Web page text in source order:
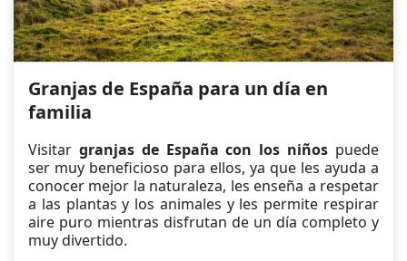
Granjas de España para un día en
familia
Visitar granjas de España con los niños puede
ser muy beneficioso para ellos, ya que les ayuda a
conocer mejor la naturaleza, les enseña a respetar
a las plantas y los animales y les permite respirar
aire puro mientras disfrutan de un día completo y
muy divertido.